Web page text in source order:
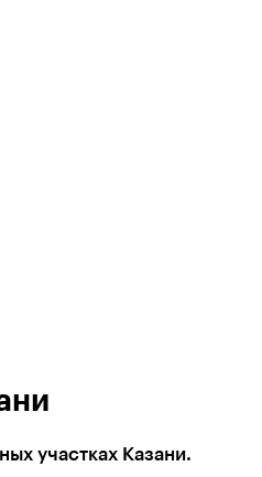
участках Казани.